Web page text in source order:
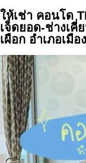
ให้เช่า คอนโด
เจ็ดยอด-ช่างเคี่
เผือก อำเภอเมื